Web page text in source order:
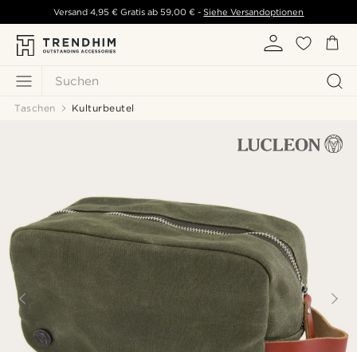
Suchen
Versand 4,95 € Gratis ab 59,00 € - Siehe Versandoptionen
Taschen Kulturbeutel